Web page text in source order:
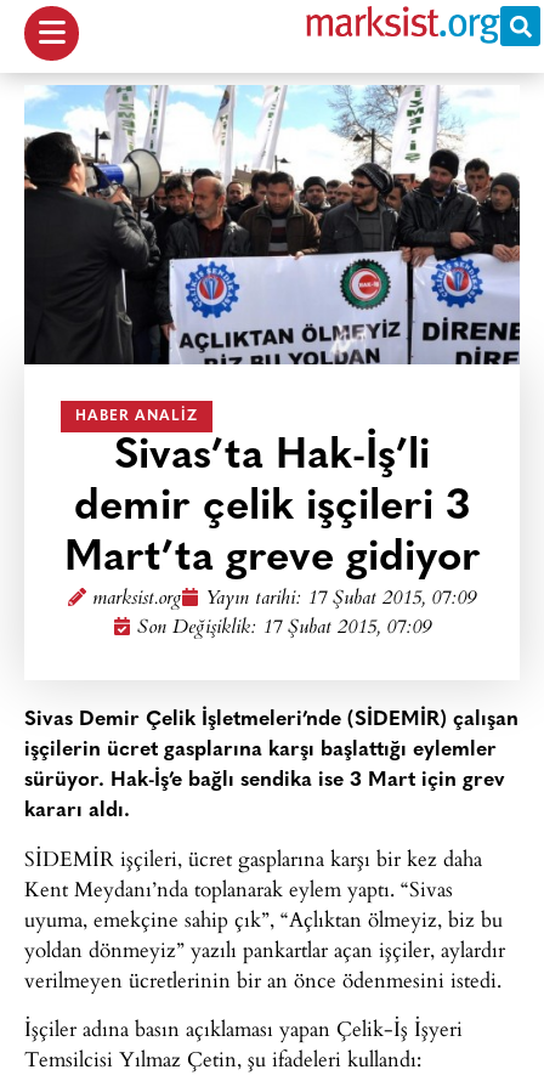
HABER ANALIZ
Sivas’ta Hak-İş’li
demir çelik işçileri 3
Mart’ta greve gidiyor
marksist.org Yayın tarihi: 17 Şubat 2015, 07:09
Son Değişiklik: 17 Şubat 2015, 07:09
Sivas Demir Çelik İşletmeleri’nde (SİDEMİR) çalışan
işçilerin ücret gasplarına karşı başlattığı eylemler
sürüyor. Hak-İş’e bağlı sendika ise 3 Mart için grev
kararı aldı.
SİDEMİR işçileri, ücret gasplarına karşı bir kez daha
Kent Meydanı’nda toplanarak eylem yaptı. “Sivas
uyuma, emekçine sahip çık”, “Açlıktan ölmeyiz, biz bu
yoldan dönmeyiz” yazılı pankartlar açan işçiler, aylardır
verilmeyen ücretlerinin bir an önce ödenmesini istedi.
İşçiler adına basın açıklaması yapan Çelik-İş İşyeri
Temsilcisi Yılmaz Çetin, şu ifadeleri kullandı: